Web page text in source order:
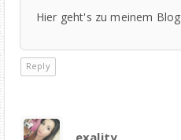
Hier geht's zu meinem Blog
Reply